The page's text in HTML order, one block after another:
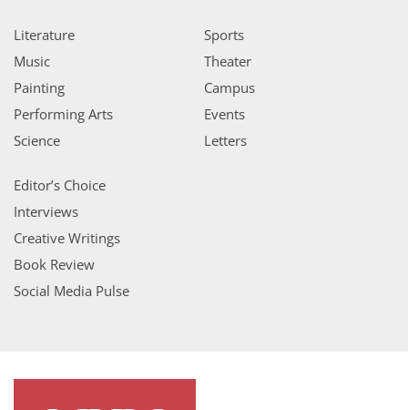
Literature
Music
Painting
Performing Arts
Science
Sports
Theater
Campus
Events
Letters
Editor’s Choice
Interviews
Creative Writings
Book Review
Social Media Pulse